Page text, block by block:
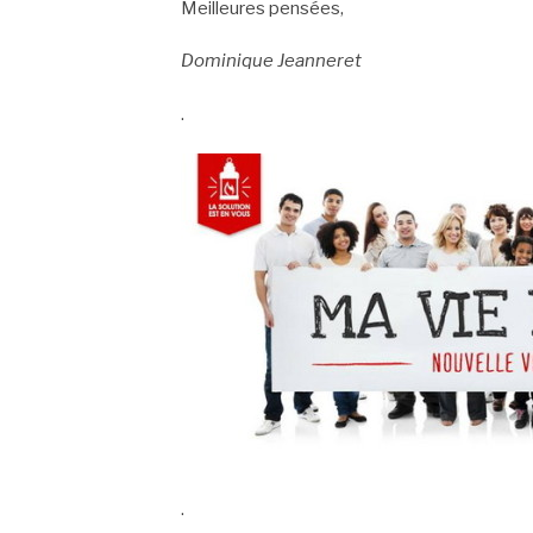
Meilleures pensées,
Dominique Jeanneret
.
.